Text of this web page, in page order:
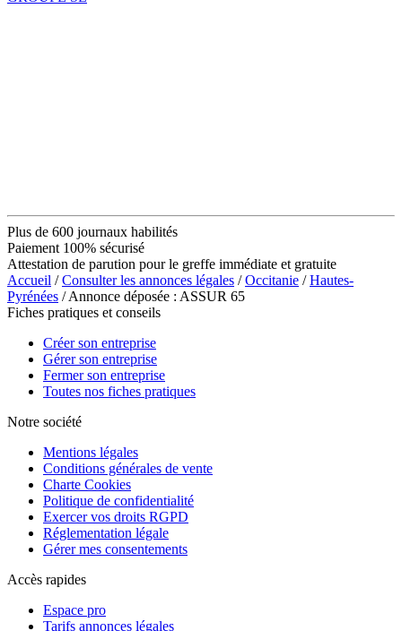
Plus de 600 journaux habilités
Paiement 100% sécurisé
Attestation de parution pour le greffe immédiate et gratuite
Accueil /Consulter les annonces légales /Occitanie /Hautes-
Pyrénées / Annonce déposée : ASSUR 65
Fiches pratiques et conseils
Créer son entreprise
Gérer son entreprise
Fermer son entreprise
Toutes nos fiches pratiques
Notre société
Mentions légales
Conditions générales de vente
Charte Cookies
Politique de confidentialité
Exercer vos droits RGPD
Réglementation légale
Gérer mes consentements
Accès rapides
Espace pro
Tarifs annonces légales